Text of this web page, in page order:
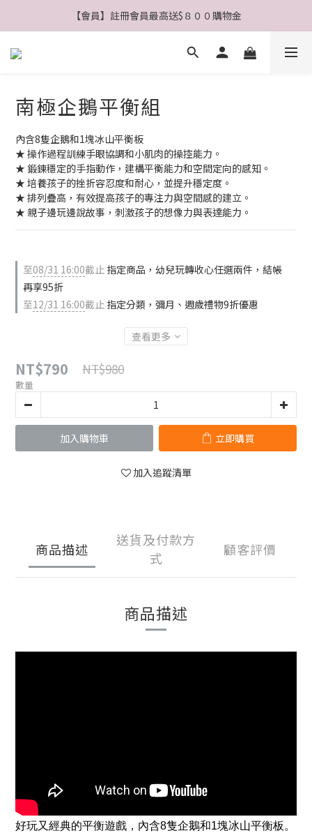
【公告】4/21(二)起 價格調整事宜
【會員】註冊會員最高送$８００購物金
南極企鵝平衡組
內含8隻企鵝和1塊冰山平衡板
★ 操作過程訓練手眼協調和小肌肉的操控能力。
★ 鍛鍊穩定的手指動作，建構平衡能力和空間定向的感知。
★ 培養孩子的挫折容忍度和耐心，並提升穩定度。
★ 排列疊高，有效提高孩子的專注力與空間感的建立。
★ 親子邊玩邊說故事，刺激孩子的想像力與表達能力。
至08/31 16:00截止 指定商品，幼兒玩轉收心任選兩件，結帳
再享95折
至12/31 16:00截止 指定分類，彌月、週歲禮物9折優惠
查看更多
NT$790 NT$980
數量
加入購物車 立即購買
加入追蹤清單
商品描述
送貨及付款方
式
顧客評價
商品描述
好玩又經典的平衡遊戲，內含8隻企鵝和1塊冰山平衡板。